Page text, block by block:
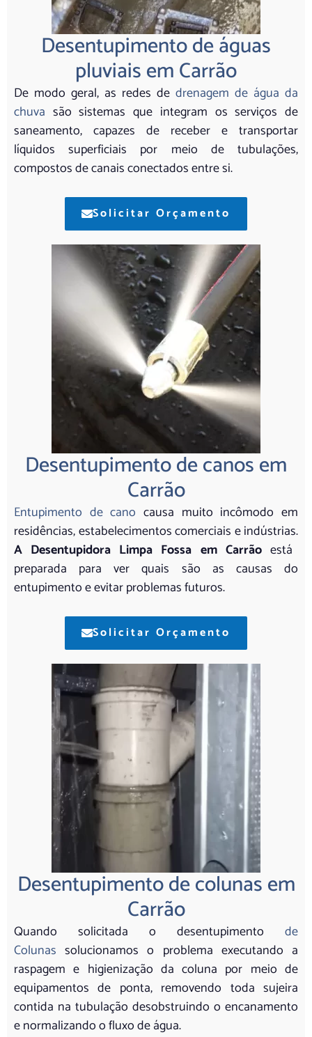
Desentupimento de águas
pluviais em Carrão
De modo geral, as redes de drenagem de água da
chuva são sistemas que integram os serviços de
saneamento, capazes de receber e transportar
líquidos superficiais por meio de tubulações,
compostos de canais conectados entre si.
Solicitar Orçamento
Desentupimento de canos em
Carrão
Entupimento de cano causa muito incômodo em
residências, estabelecimentos comerciais e indústrias.
A Desentupidora Limpa Fossa em Carrãoestá
preparada para ver quais são as causas do
entupimento e evitar problemas futuros.
Solicitar Orçamento
Desentupimento de colunas em
Carrão
Quando solicitada o desentupimento de
Colunas solucionamos o problema executando a
raspagem e higienização da coluna por meio de
equipamentos de ponta, removendo toda sujeira
contida na tubulação desobstruindo o encanamento
e normalizando o fluxo de água.